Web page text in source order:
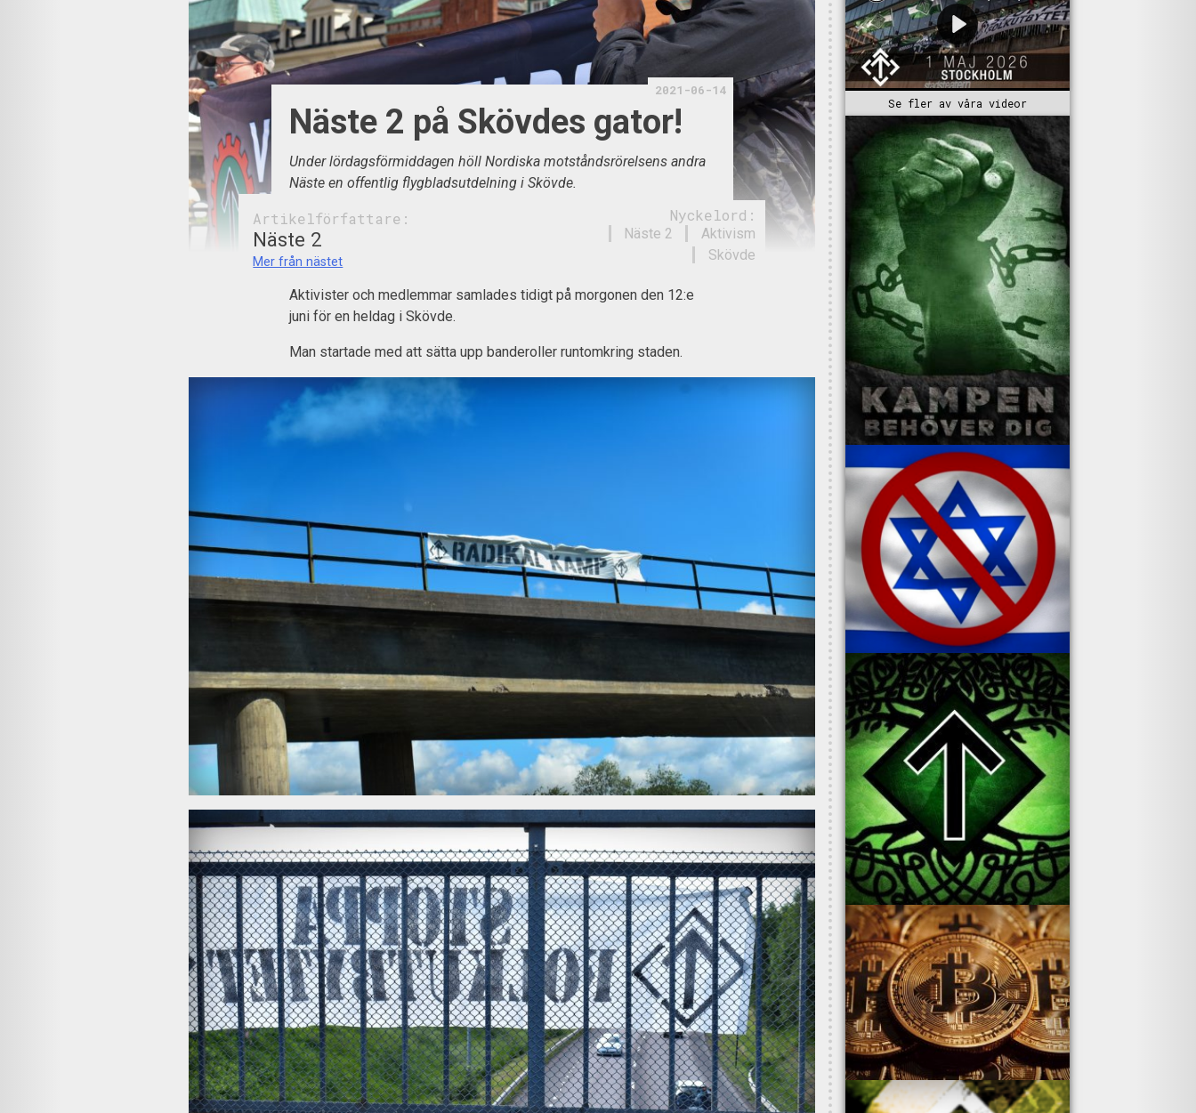
2021-06-14
Näste 2 på Skövdes gator!
Under lördagsförmiddagen höll Nordiska motståndsrörelsens andra
Näste en offentlig flygbladsutdelning i Skövde.
Artikelförfattare:
Näste 2
Mer från nästet
Nyckelord:
Aktivism
Näste 2
Skövde
Aktivister och medlemmar samlades tidigt på morgonen den 12:e
juni för en heldag i Skövde.
Man startade med att sätta upp banderoller runtomkring staden.
Se fler av våra videor